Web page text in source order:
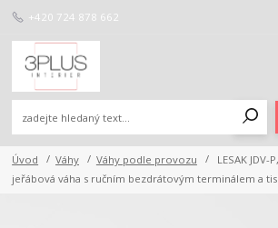
+420 724 878 662
Úvod Váhy Váhy podle provozu
LESAK JDV-
jeřábová váha s ručním bezdrátovým terminálem a